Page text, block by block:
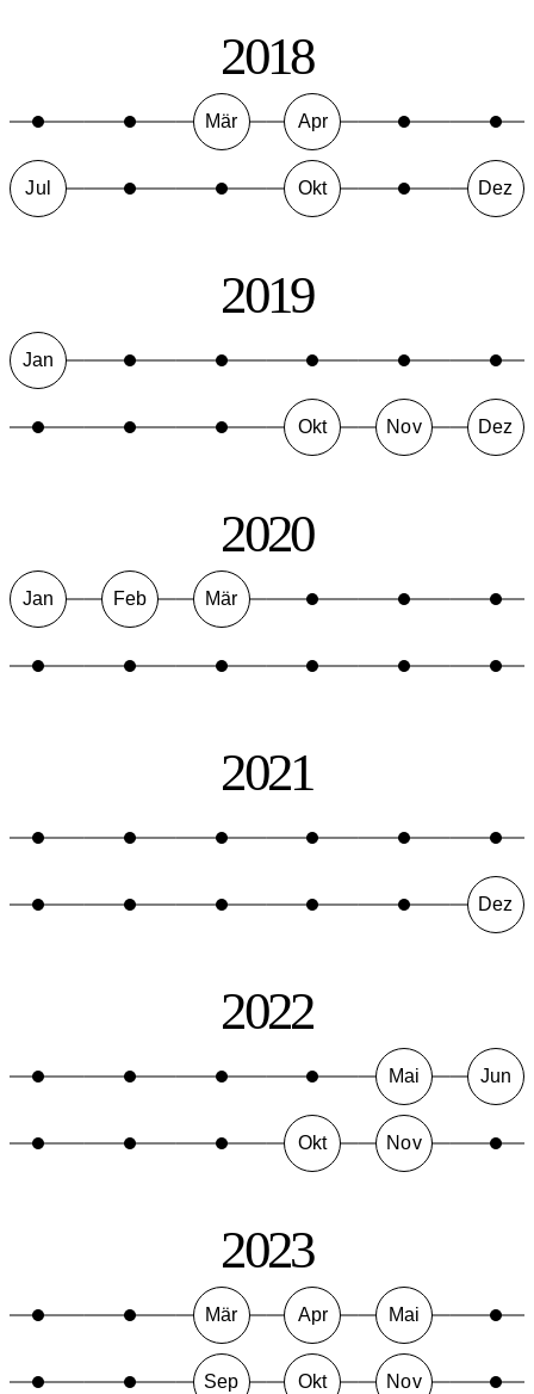
2018
Mär Apr
Jul Okt Dez
2019
Jan
Okt Nov Dez
2020
Jan Feb Mär
2021
Dez
2022
Mai Jun
Okt Nov
2023
Mär Apr Mai
Sep Okt Nov